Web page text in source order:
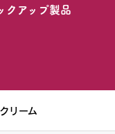
クアップ製品
リーム